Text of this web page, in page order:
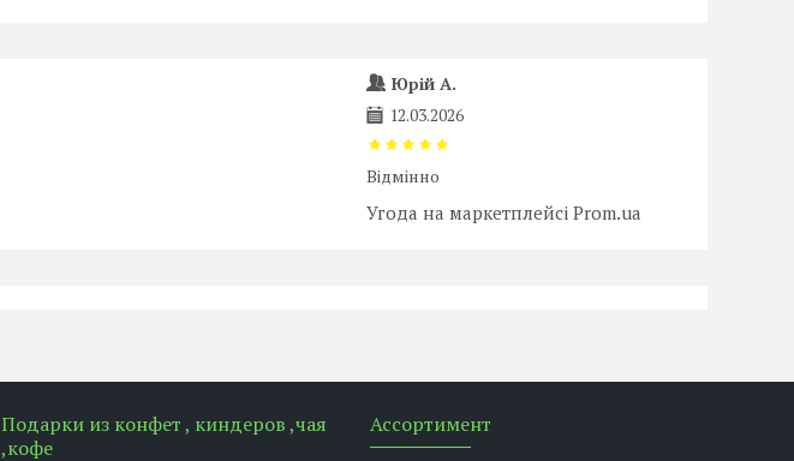
Юрій А.
12.03.2026
Відмінно
Угода на маркетплейсі Prom.ua
Подарки из конфет , киндеров ,чая
,кофе
Ассортимент